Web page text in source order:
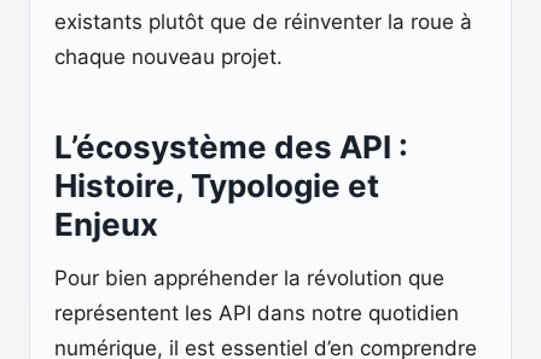
existants plutôt que de réinventer la roue à
chaque nouveau projet.
L’écosystème des API :
Histoire, Typologie et
Enjeux
Pour bien appréhender la révolution que
représentent les API dans notre quotidien
numérique, il est essentiel d’en comprendre